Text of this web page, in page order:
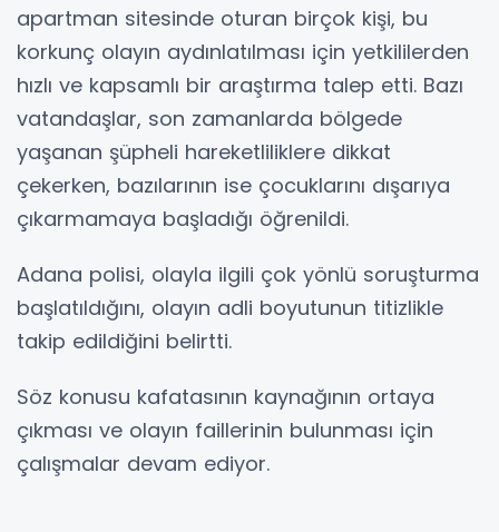
apartman sitesinde oturan birçok kişi, bu
korkunç olayın aydınlatılması için yetkililerden
hızlı ve kapsamlı bir araştırma talep etti. Bazı
vatandaşlar, son zamanlarda bölgede
yaşanan şüpheli hareketliliklere dikkat
çekerken, bazılarının ise çocuklarını dışarıya
çıkarmamaya başladığı öğrenildi.
Adana polisi, olayla ilgili çok yönlü soruşturma
başlatıldığını, olayın adli boyutunun titizlikle
takip edildiğini belirtti.
Söz konusu kafatasının kaynağının ortaya
çıkması ve olayın faillerinin bulunması için
çalışmalar devam ediyor.